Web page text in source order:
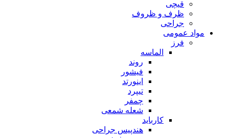
قیچی
ظرف و ظروف
جراحی
مواد عمومی
فرز
الماسه
روند
فیشور
اینورتد
تیپرد
چمفر
شعله شمعی
کارباید
هندپیس جراحی